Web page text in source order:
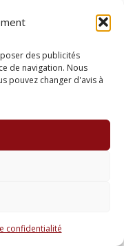
des publicités
de navigation. Nous
pouvez changer d'avis à
confidentialité